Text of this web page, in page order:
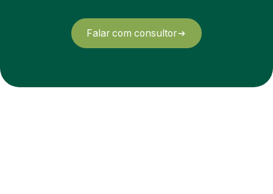
Falar com consultor